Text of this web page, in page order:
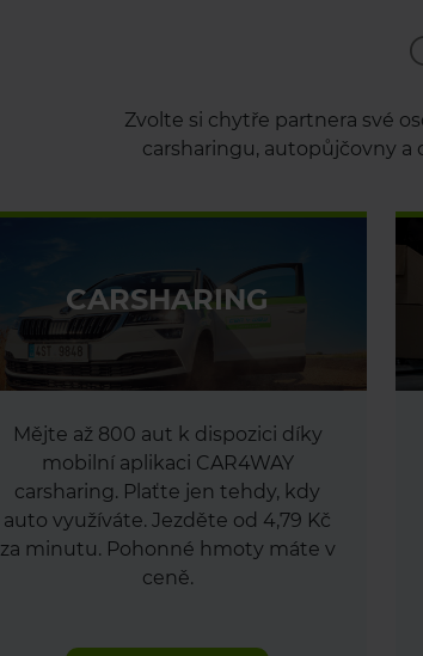
Zvolte si chytře partnera své
carsharingu, autopůjčovny
CARSHARING
Mějte až 800 aut k dispozici díky
mobilní aplikaci CAR4WAY
carsharing. Plaťte jen tehdy, kdy
auto využíváte. Jezděte od 4,79 Kč
za minutu. Pohonné hmoty máte v
ceně.